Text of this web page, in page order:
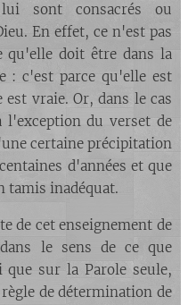
sont consacrés ou
En effet, ce n'est pas
qu'elle doit être dans la
: c'est parce qu'elle est
vraie. Or, dans le cas
l'exception du verset de
certaine précipitation
d'années et que
tamis inadéquat.
de cet enseignement de
le sens de ce que
que sur la Parole seule,
de détermination de